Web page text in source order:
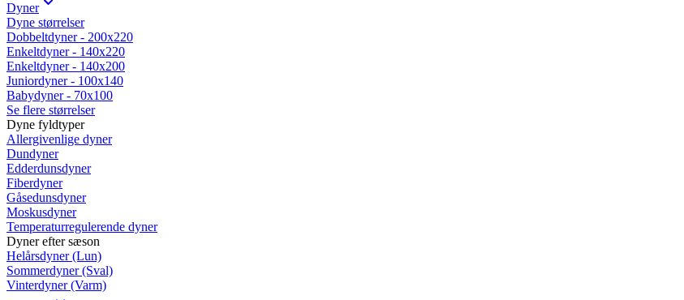
Dyner
Dyne størrelser
Dobbeltdyner - 200x220
Enkeltdyner - 140x220
Enkeltdyner - 140x200
Juniordyner - 100x140
Babydyner - 70x100
Se flere størrelser
Dyne fyldtyper
Allergivenlige dyner
Dundyner
Edderdunsdyner
Fiberdyner
Gåsedunsdyner
Moskusdyner
Temperaturregulerende dyner
Dyner efter sæson
Helårsdyner (Lun)
Sommerdyner (Sval)
Vinterdyner (Varm)